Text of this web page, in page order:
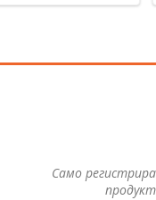
Само